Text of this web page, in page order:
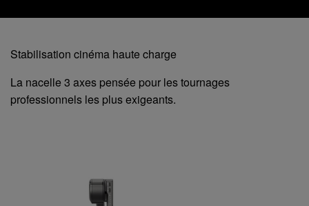
Stabilisation cinéma haute charge
La nacelle 3 axes pensée pour les tournages
professionnels les plus exigeants.